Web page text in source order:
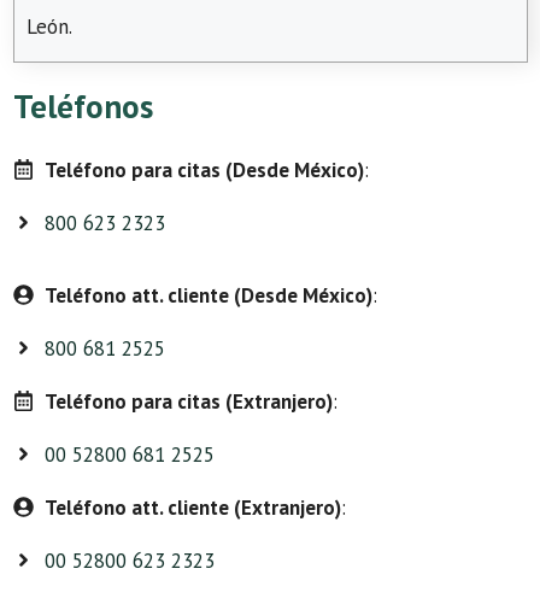
León.
Teléfonos
Teléfono para citas (Desde México):
800 623 2323
Teléfono att. cliente (Desde México):
800 681 2525
Teléfono para citas (Extranjero):
00 52800 681 2525
Teléfono att. cliente (Extranjero):
00 52800 623 2323